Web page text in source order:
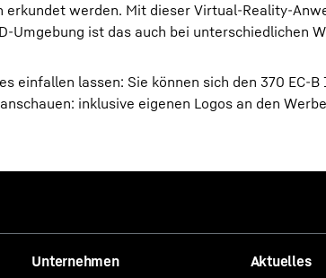
werden. Mit dieser Virtual-Reality-
Umgebung ist das auch bei unterschiedlichen
lassen: Sie können sich den 370 EC-B
inklusive eigenen Logos an den
Unternehmen Aktuelles